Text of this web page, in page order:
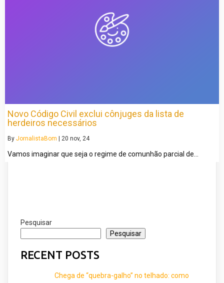
Novo Código Civil exclui cônjuges da lista de
herdeiros necessários
By JornalistaBom | 20 nov, 24
Vamos imaginar que seja o regime de comunhão parcial de…
Pesquisar
Pesquisar
RECENT POSTS
Chega de “quebra-galho” no telhado: como